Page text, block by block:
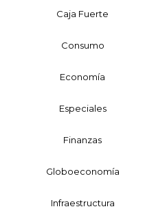
Caja Fuerte
Consumo
Economía
Especiales
Finanzas
Globoeconomía
Infraestructura